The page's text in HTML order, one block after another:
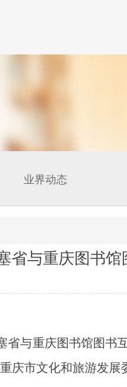
业界动态
省与重庆图书
省与重庆图书馆图书
庆市文化和旅游发